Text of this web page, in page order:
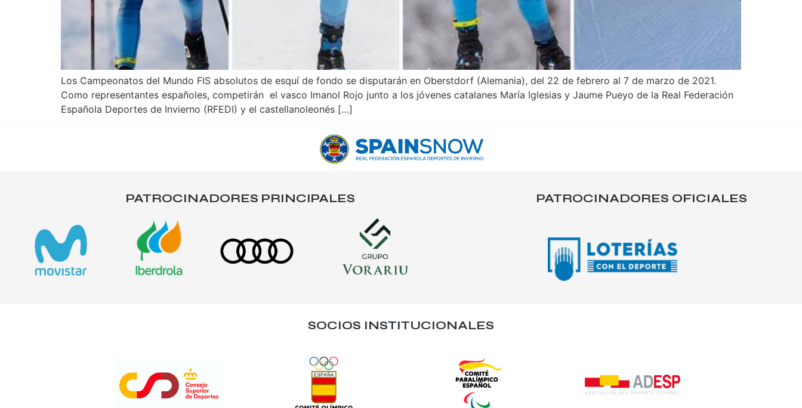
Los Campeonatos del Mundo FIS absolutos de esquí de fondo se disputarán en Oberstdorf (Alemania), del 22 de febrero al 7 de marzo de 2021.
Como representantes españoles, competirán el vasco Imanol Rojo junto a los jóvenes catalanes María Iglesias y Jaume Pueyo de la Real Federación
Española Deportes de Invierno (RFEDI) y el castellanoleonés […]
PATROCINADORES PRINCIPALES PATROCINADORES OFICIALES
SOCIOS INSTITUCIONALES